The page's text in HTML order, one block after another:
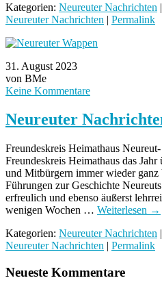
Kategorien: Neureuter Nachrichten
Neureuter Nachrichten | Permalink
31. August 2023
von BMe
Keine Kommentare
Neureuter
Freundeskreis Heimathaus
Freundeskreis Heimathaus das
und Mitbürgern immer wieder ganz
Führungen zur Geschichte
erfreulich und ebenso äußerst
wenigen Wochen … Weiterlesen →
Kategorien: Neureuter Nachrichten
Neureuter Nachrichten | Permalink
Neueste Kommentare